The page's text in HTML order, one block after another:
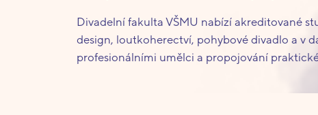
Divadelní fakulta VŠMU nabízí akreditované
design, loutkoherectví, pohybové divadlo a v
profesionálními umělci a propojování